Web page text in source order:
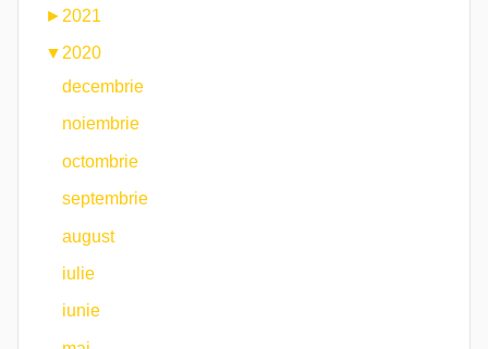
► 2021
▼ 2020
decembrie
noiembrie
octombrie
septembrie
august
iulie
iunie